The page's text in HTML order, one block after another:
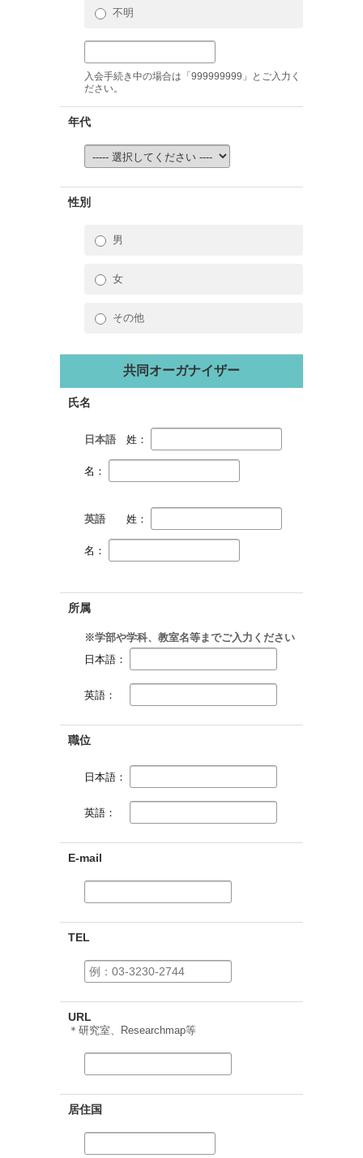
不明
入会手続き中の場合は「999999999」とご入力く
ださい。
年代
性別
男
女
その他
共同オーガナイザー
氏名
日本語 姓：
名：
英語 姓：
名：
所属
※学部や学科、教室名等までご入力ください
日本語：
英語：
職位
日本語：
英語：
E-mail
TEL
URL
＊研究室、Researchmap等
居住国